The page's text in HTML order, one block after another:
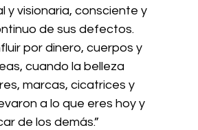
y visionaria, consciente y
de sus defectos.
por dinero, cuerpos y
cuando la belleza
marcas, cicatrices y
a lo que eres hoy y
de los demás.”